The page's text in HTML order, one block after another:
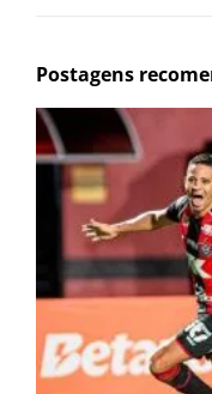
Postagens